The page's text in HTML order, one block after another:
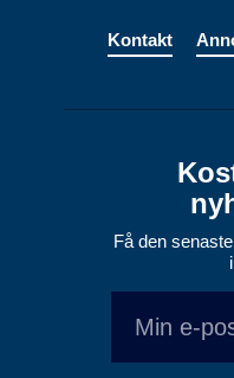
Kontakt
Få den